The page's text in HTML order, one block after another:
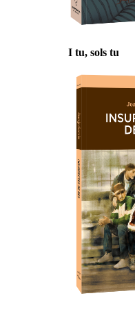
I tu, sols tu